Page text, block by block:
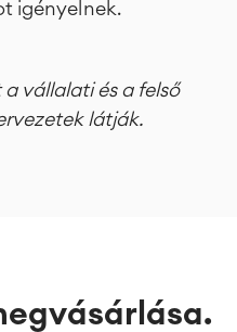
Journey
Ügyfélszolgálat
igényelnek.
vállalati és a felső
látják.